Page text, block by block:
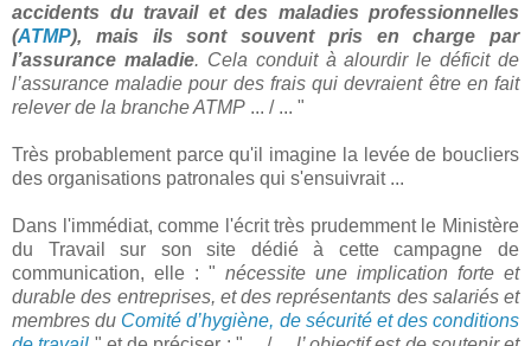
accidents du travail et des maladies professionnelles
(ATMP), mais ils sont souvent pris en charge par
l’assurance maladie. Cela conduit à alourdir le déficit de
l’assurance maladie pour des frais qui devraient être en fait
relever de la branche ATMP ... / ... "
Très probablement parce qu'il imagine la levée de boucliers
des organisations patronales qui s'ensuivrait ...
Dans l'immédiat, comme l'écrit très prudemment le Ministère
du Travail sur son site dédié à cette campagne de
communication, elle : " nécessite une implication forte et
durable des entreprises, et des représentants des salariés et
membres du Comité d’hygiène, de sécurité et des conditions